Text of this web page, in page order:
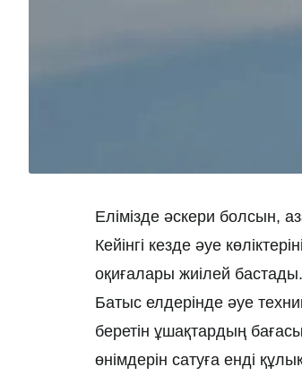
Елімізде әскери болсын,
Кейінгі кезде әуе
оқиғалары жиілей
Батыс елдерінде әуе
беретін ұшақтардың
өнімдерін сатуға енді